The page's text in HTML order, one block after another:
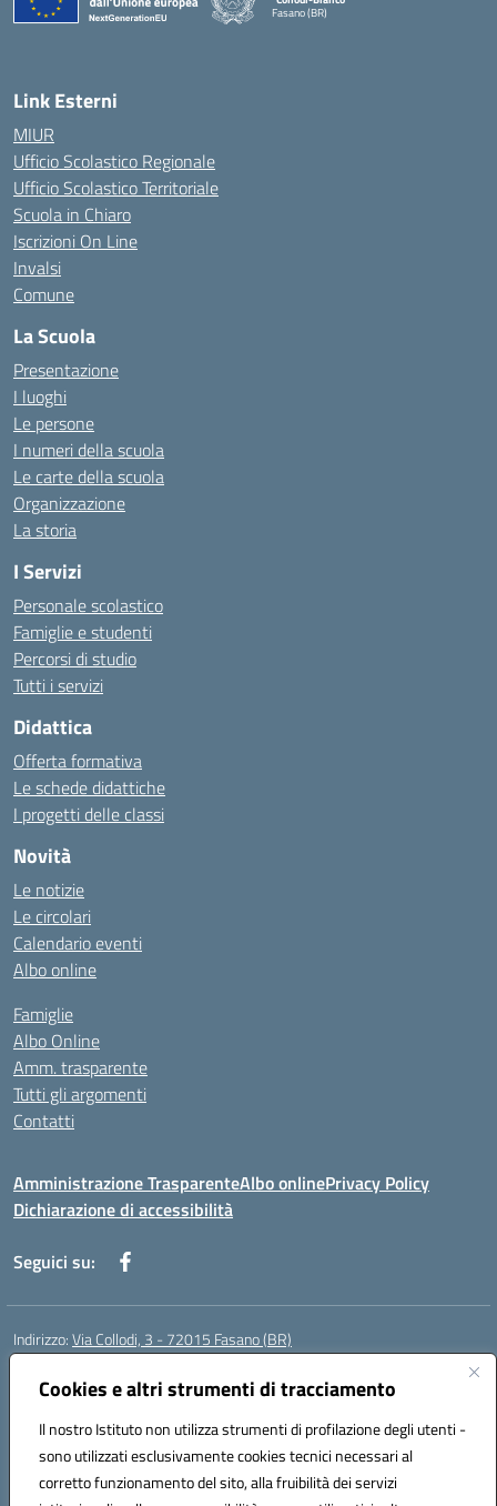
Cookies e altri strumenti di tracciamento
Il nostro Istituto non utilizza strumenti di profilazione degli utenti -
sono utilizzati esclusivamente cookies tecnici necessari al
corretto funzionamento del sito, alla fruibilità dei servizi
Fasano (BR)
Link Esterni
MIUR
Ufficio Scolastico Regionale
Ufficio Scolastico Territoriale
Scuola in Chiaro
Iscrizioni On Line
Invalsi
Comune
La Scuola
Presentazione
I luoghi
Le persone
I numeri della scuola
Le carte della scuola
Organizzazione
La storia
I Servizi
Personale scolastico
Famiglie e studenti
Percorsi di studio
Tutti i servizi
Didattica
Offerta formativa
Le schede didattiche
I progetti delle classi
Novità
Le notizie
Le circolari
Calendario eventi
Albo online
Famiglie
Albo Online
Amm. trasparente
Tutti gli argomenti
Contatti
Amministrazione TrasparenteAlbo onlinePrivacy Policy
Dichiarazione di accessibilità
Seguici su:
Indirizzo:Via Collodi, 3 - 72015 Fasano (BR)
Centralino:
Posta elettronica certificata (PEC):bric839004@pec.istruzione.it
Codice fiscale: 90059320748
Codice meccanografico:BRIC839004
Codice Indice delle Pubbliche Amministrazioni (IPA): istsc_bree02200r
Codice unico di fatturazione (CUF): MIL3BD